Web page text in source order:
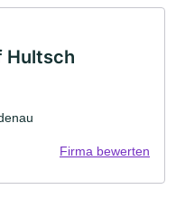
Hultsch
Firma bewerten